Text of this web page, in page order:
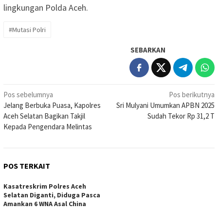
lingkungan Polda Aceh.
#Mutasi Polri
SEBARKAN
Navigasi
pos
Pos sebelumnya
Jelang Berbuka Puasa, Kapolres
Aceh Selatan Bagikan Takjil
Kepada Pengendara Melintas
Pos berikutnya
Sri Mulyani Umumkan APBN 2025
Sudah Tekor Rp 31,2 T
POS TERKAIT
Kasatreskrim Polres Aceh
Selatan Diganti, Diduga Pasca
Amankan 6 WNA Asal China